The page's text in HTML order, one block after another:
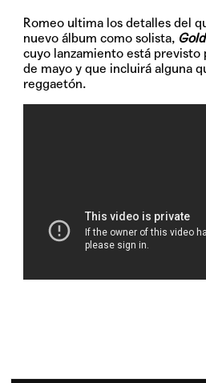
Romeo ultima los detalles del
nuevo álbum como solista,
cuyo lanzamiento está previsto
de mayo y que incluirá alguna
reggaetón.